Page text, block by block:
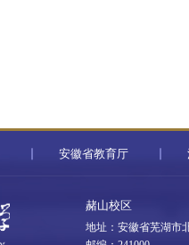
安徽省教育厅
赭山校区
地址：安徽省芜湖市